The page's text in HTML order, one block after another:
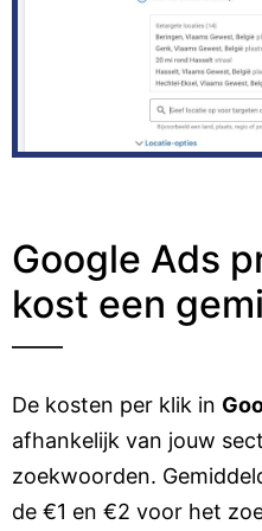
Google Ads
kost een
De kosten per klik in
afhankelijk van jouw
zoekwoorden.
de €1 en €2 voor het